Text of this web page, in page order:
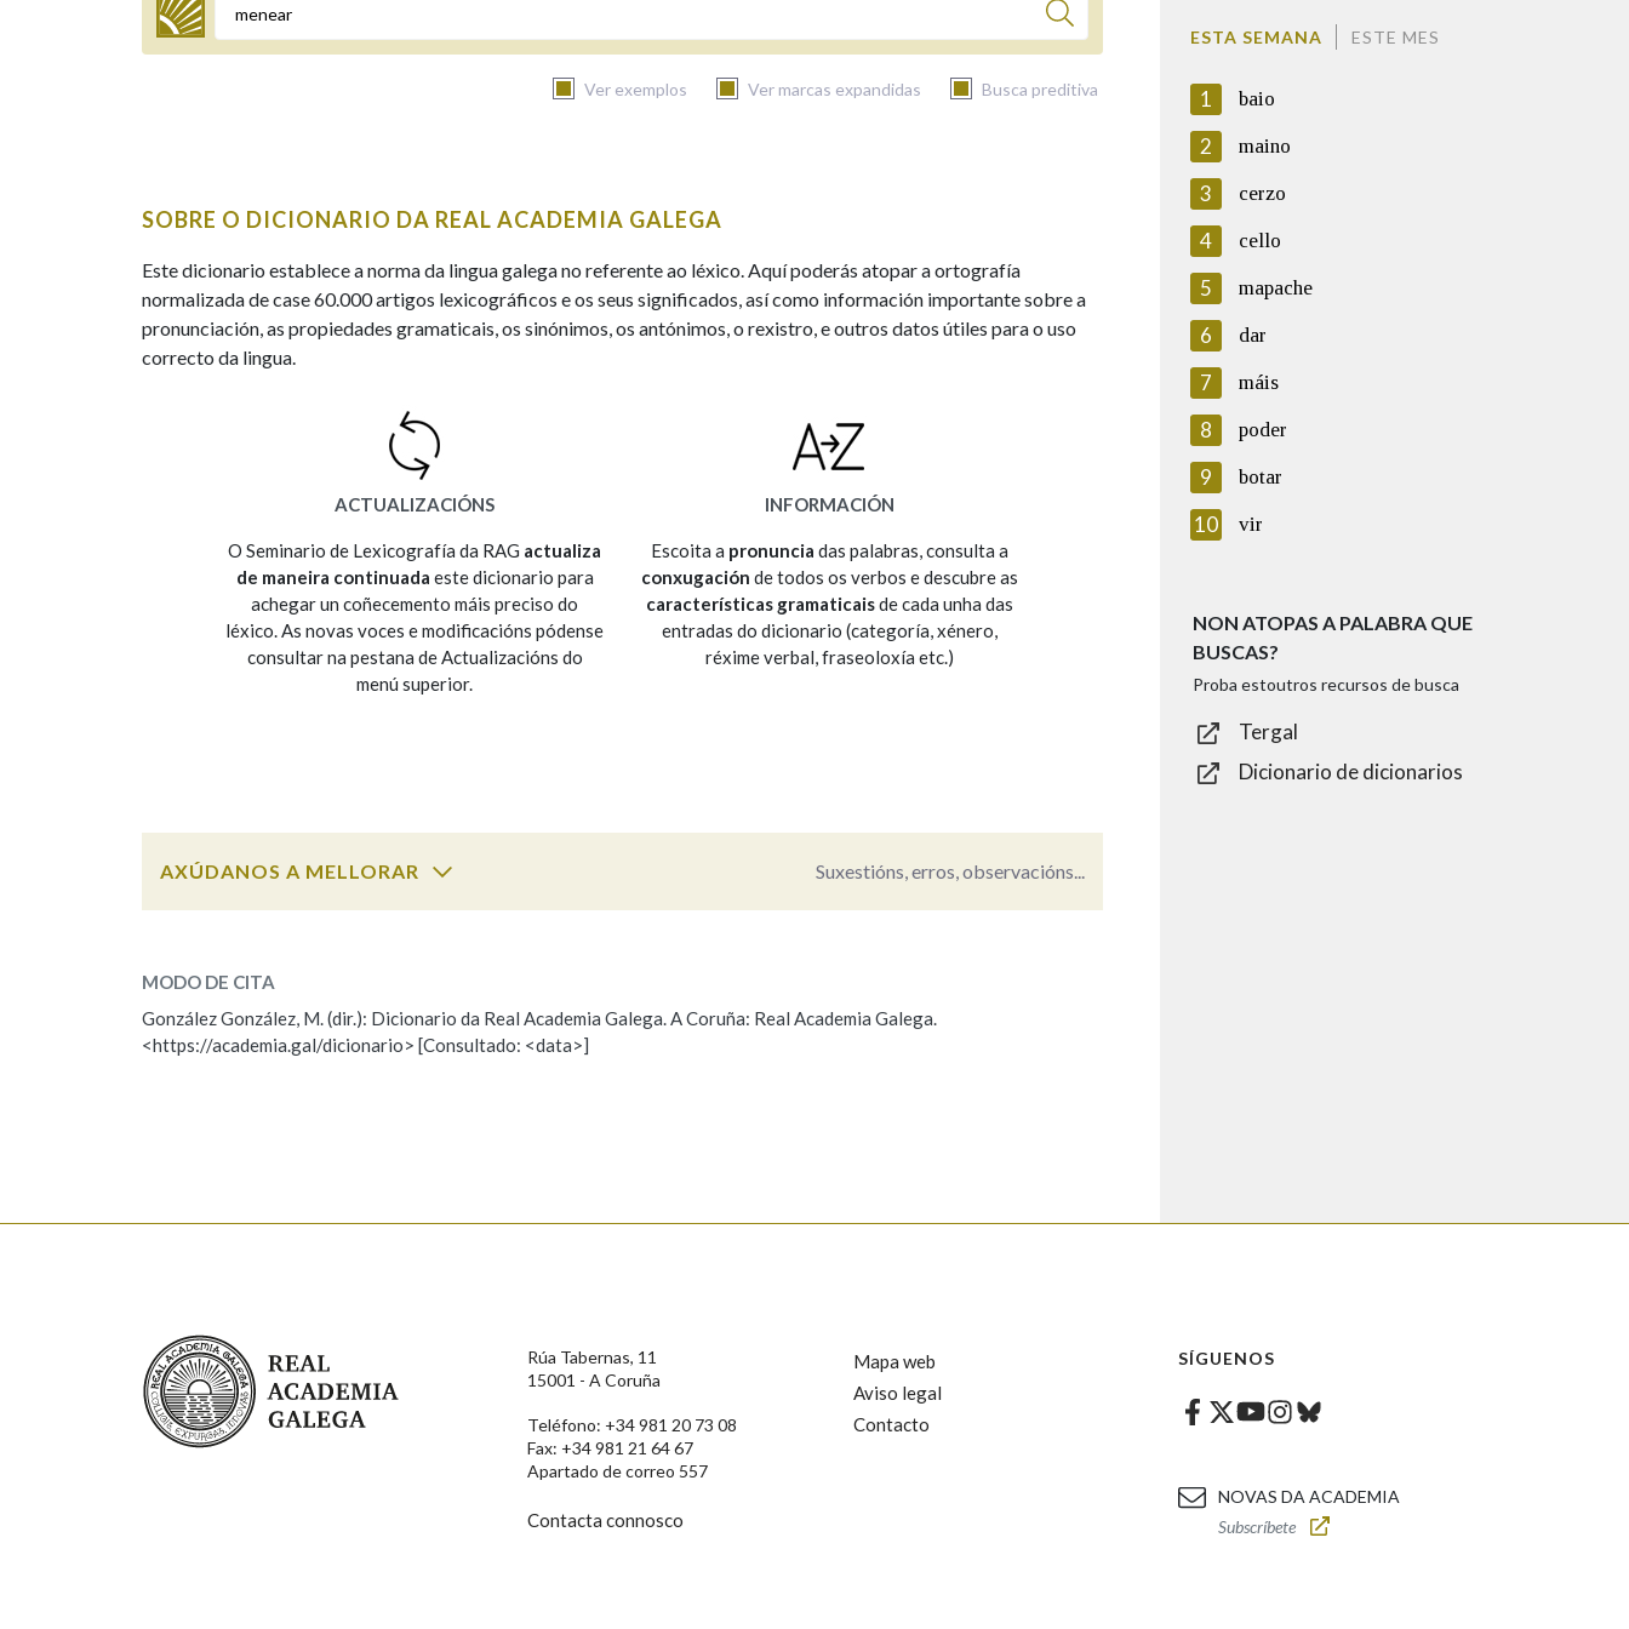
Termo a buscar
Ver exemplos Ver marcas expandidas Busca preditiva
Remata por Nos exemplos
OUTRAS OPCIÓNS DE BUSCA
Marcas gramaticais Pertence a
SOBRE O DICIONARIO DA REAL ACADEMIA GALEGA
Este dicionario establece a norma da lingua galega no referente ao léxico. Aquí poderás atopar a ortografía
normalizada de case 60.000 artigos lexicográficos e os seus significados, así como información importante sobre a
pronunciación, as propiedades gramaticais, os sinónimos, os antónimos, o rexistro, e outros datos útiles para o uso
correcto da lingua.
ACTUALIZACIÓNS
O Seminario de Lexicografía da RAG actualiza
de maneira continuada este dicionario para
achegar un coñecemento máis preciso do
léxico. As novas voces e modificacións pódense
consultar na pestana de Actualizacións do
menú superior.
INFORMACIÓN
Escoita a pronuncia das palabras, consulta a
conxugación de todos os verbos e descubre as
características gramaticaisde cada unha das
entradas do dicionario (categoría, xénero,
réxime verbal, fraseoloxía etc.)
AXÚDANOS A MELLORAR Suxestións, erros, observacións...
Observación
Nome Apelidos
En cumprimento da normativa vixente en materia de Protección de Datos de Carácter Persoal, a Real Academia Galega informa a
aqueles usuarios que faciliten o seu correo electrónico, así como calquera outra información de carácter persoal, que estes datos
usuarios poderán exercer o seu dereito de acceso, rectificación, oposición e cancelación dos seus datos poñéndose en contacto
MODO DE CITA
González González, M. (dir.): Dicionario da Real Academia Galega. A Coruña: Real Academia Galega.
<https://academia.gal/dicionario> [Consultado: <data>]
ESTA SEMANA ESTE MES
1 baio
2 maino
3 cerzo
4 cello
5 mapache
6 dar
7 máis
8 poder
9 botar
10 vir
NON ATOPAS A PALABRA QUE
BUSCAS?
Proba estoutros recursos de busca
Tergal
Dicionario de dicionarios
Real Academia Galega
Rúa Tabernas, 11
15001 - A Coruña
Teléfono: +34 981 20 73 08
Fax: +34 981 21 64 67
Apartado de correo 557
Contacta connosco
Mapa web
Aviso legal
Contacto
SÍGUENOS
Facebook
Twitter
Youtube
Instagram
Bluesky
NOVAS DA ACADEMIA
Subscríbete